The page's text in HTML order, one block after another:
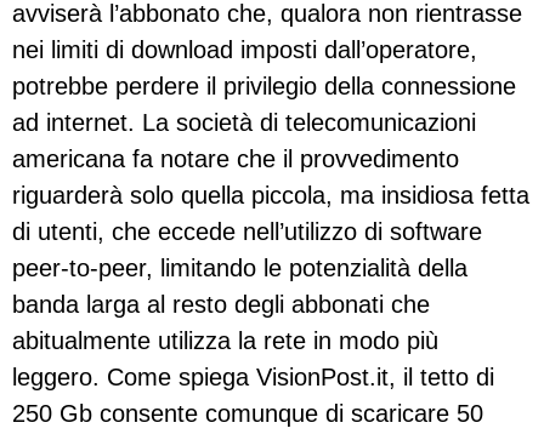
avviserà l’abbonato che, qualora non rientrasse
nei limiti di download imposti dall’operatore,
potrebbe perdere il privilegio della connessione
ad internet. La società di telecomunicazioni
americana fa notare che il provvedimento
riguarderà solo quella piccola, ma insidiosa fetta
di utenti, che eccede nell’utilizzo di software
peer-to-peer, limitando le potenzialità della
banda larga al resto degli abbonati che
abitualmente utilizza la rete in modo più
leggero. Come spiega VisionPost.it, il tetto di
250 Gb consente comunque di scaricare 50